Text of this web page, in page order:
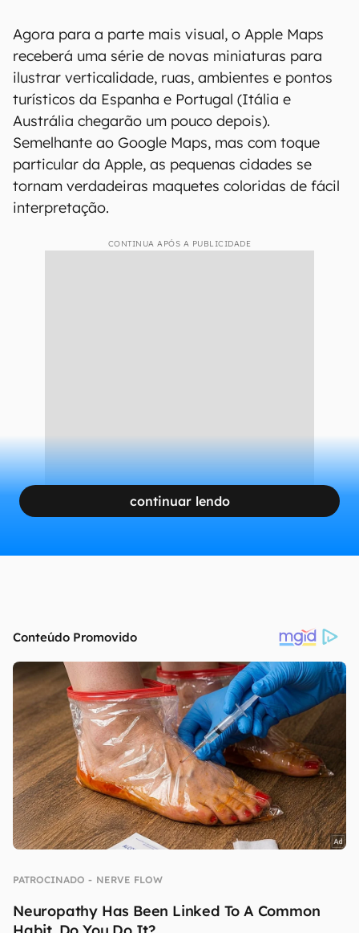
Agora para a parte mais visual, o Apple Maps
receberá uma série de novas miniaturas para
ilustrar verticalidade, ruas, ambientes e pontos
turísticos da Espanha e Portugal (Itália e
Austrália chegarão um pouco depois).
Semelhante ao Google Maps, mas com toque
particular da Apple, as pequenas cidades se
tornam verdadeiras maquetes coloridas de fácil
interpretação.
CONTINUA APÓS A PUBLICIDADE
continuar lendo